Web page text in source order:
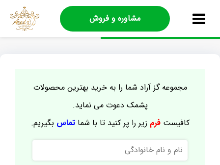
مشاوره و فروش
مجموعه گز آراد شما را به خرید بهترین محصولات
پشمک دعوت می نماید.
کافیستفرم زیر را پر کنید تا با شماتماس بگیریم.
نام
و